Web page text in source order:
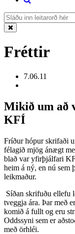
Fréttir
7.06.11
Mikið um að
KFÍ
Fríður hópur skrifaði
félagið mjög ánægt
blað var yfirþjálfari
heim á ný, en nú sem
leikmaður.
Síðan skrifuðu ellefu
tveggja ára. Þar með
komið á fullt og eru
Oddssyni sem er
með örhléi.